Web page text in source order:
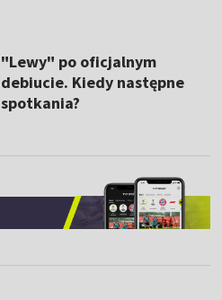
"Lewy" po oficjalnym
debiucie. Kiedy następne
spotkania?